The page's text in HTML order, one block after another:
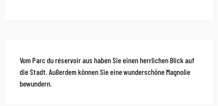
Beschreibung
Vom Parc du réservoir aus haben Sie einen herrlichen Blick auf
die Stadt. Außerdem können Sie eine wunderschöne Magnolie
bewundern.